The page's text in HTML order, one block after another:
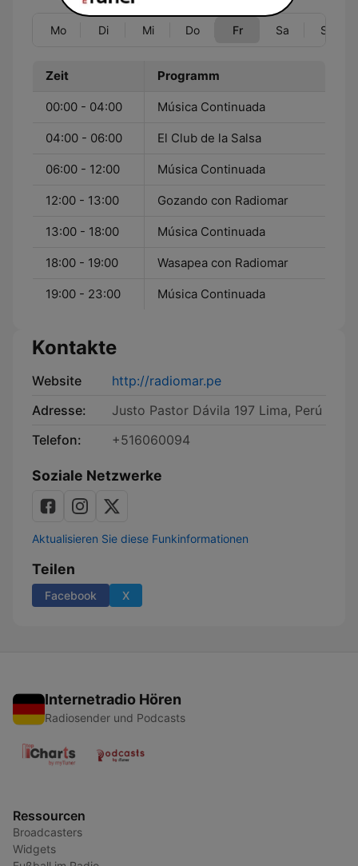
Mo Di Mi Do Fr Sa So
Zeit Programm
00:00 - 04:00 Música Continuada
04:00 - 06:00 El Club de la Salsa
06:00 - 12:00 Música Continuada
12:00 - 13:00 Gozando con Radiomar
13:00 - 18:00 Música Continuada
18:00 - 19:00 Wasapea con Radiomar
19:00 - 23:00 Música Continuada
Kontakte
Website
http://radiomar.pe
Adresse:
Justo Pastor Dávila 197 Lima, Perú
Telefon:
+516060094
Soziale Netzwerke
Aktualisieren Sie diese Funkinformationen
Teilen
Facebook X
Internetradio Hören
Radiosender und Podcasts
Ressourcen
Broadcasters
Widgets